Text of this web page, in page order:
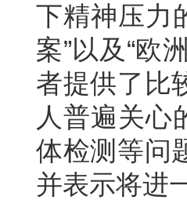
下精神压力
案”以及“欧
者提供了比
人普遍关心
体检测等问
并表示将进